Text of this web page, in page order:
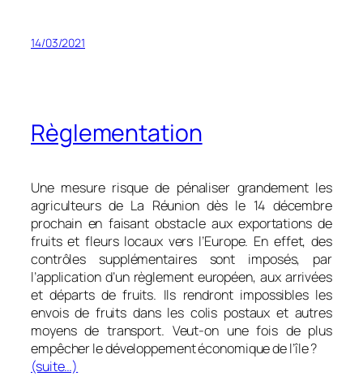
14/03/2021
Règlementation
Une mesure risque de pénaliser grandement les
agriculteurs de La Réunion dès le 14 décembre
prochain en faisant obstacle aux exportations de
fruits et fleurs locaux vers l’Europe. En effet, des
contrôles supplémentaires sont imposés, par
l’application d’un règlement européen, aux arrivées
et départs de fruits. Ils rendront impossibles les
envois de fruits dans les colis postaux et autres
moyens de transport. Veut-on une fois de plus
empêcher le développement économique de l’île ?
(suite…)